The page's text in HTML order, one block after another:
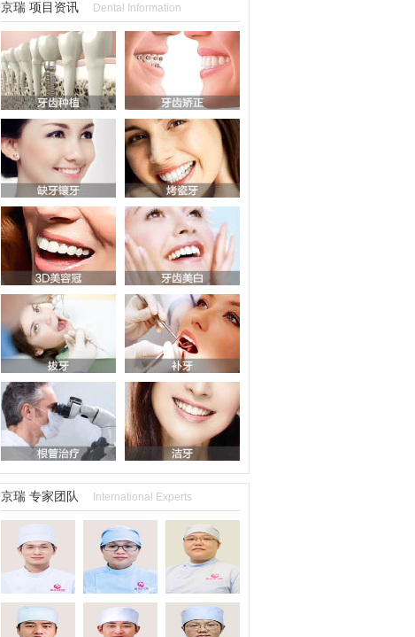
京瑞 项目资讯 Dental Information
京瑞 专家团队 International Experts